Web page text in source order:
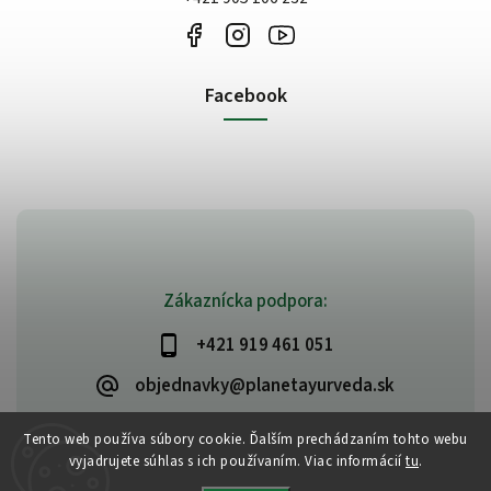
Tento web používa súbory cookie. Ďalším prechádzaním tohto webu
vyjadrujete súhlas s ich používaním. Viac informácií tu.
Zákaznícka podpora:
+421 919 461 051
objednavky@planetayurveda.sk
Facebook